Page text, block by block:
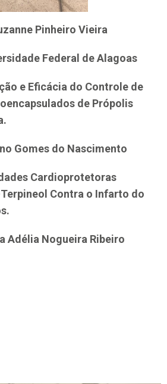
Pinheiro Vieira
Federal de Alagoas
e Eficácia do Controle de
de Própolis
Gomes do Nascimento
Cardioprotetoras
Contra o Infarto do
Adélia Nogueira Ribeiro